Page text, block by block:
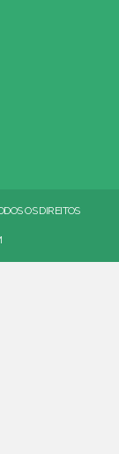
OS DIREITOS